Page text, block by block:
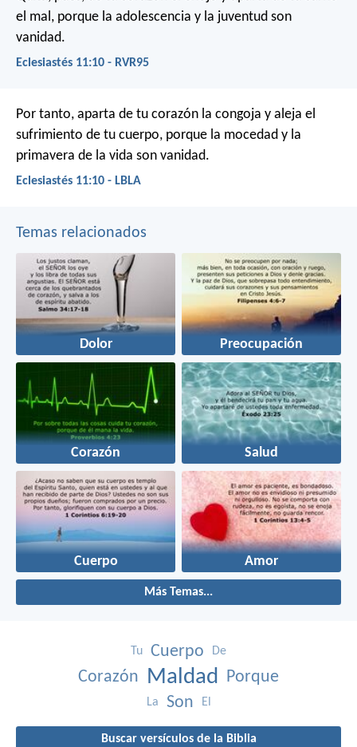
el mal, porque la adolescencia y la juventud son
vanidad.
Eclesiastés 11:10 - RVR95
Por tanto, aparta de tu corazón la congoja y aleja el
sufrimiento de tu cuerpo, porque la mocedad y la
primavera de la vida son vanidad.
Eclesiastés 11:10 - LBLA
Temas relacionados
Dolor Preocupación
Corazón Salud
Cuerpo Amor
Más Temas...
Tu Cuerpo De
Corazón Maldad Porque
La Son El
Buscar versículos de la Biblia